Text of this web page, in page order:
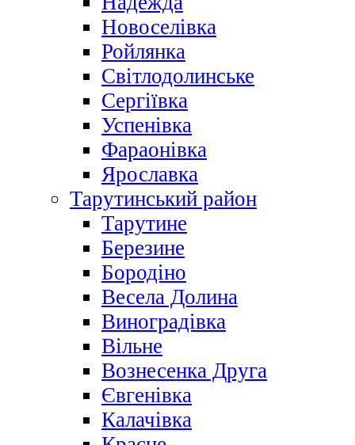
Новоселівка
Ройлянка
Світлодолинське
Сергіївка
Успенівка
Фараонівка
Ярославка
Тарутинський район
Тарутине
Березине
Бородіно
Весела Долина
Виноградівка
Вільне
Вознесенка Друга
Євгенівка
Калачівка